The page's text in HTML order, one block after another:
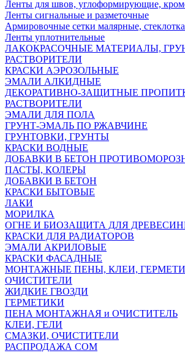
Ленты для швов, углоформирующие,
Ленты сигнальные и разметочные
Армировочные сетки малярные,
Ленты уплотнительные
ЛАКОКРАСОЧНЫЕ МАТЕРИАЛЫ,
РАСТВОРИТЕЛИ
КРАСКИ АЭРОЗОЛЬНЫЕ
ЭМАЛИ АЛКИДНЫЕ
ДЕКОРАТИВНО-ЗАЩИТНЫЕ
РАСТВОРИТЕЛИ
ЭМАЛИ ДЛЯ ПОЛА
ГРУНТ-ЭМАЛЬ ПО РЖАВЧИНЕ
ГРУНТОВКИ, ГРУНТЫ
КРАСКИ ВОДНЫЕ
ДОБАВКИ В БЕТОН
ПАСТЫ, КОЛЕРЫ
ДОБАВКИ В БЕТОН
КРАСКИ БЫТОВЫЕ
ЛАКИ
МОРИЛКА
ОГНЕ И БИОЗАЩИТА ДЛЯ
КРАСКИ ДЛЯ РАДИАТОРОВ
ЭМАЛИ АКРИЛОВЫЕ
КРАСКИ ФАСАДНЫЕ
МОНТАЖНЫЕ ПЕНЫ, КЛЕИ,
ОЧИСТИТЕЛИ
ЖИДКИЕ ГВОЗДИ
ГЕРМЕТИКИ
ПЕНА МОНТАЖНАЯ и ОЧИСТИТЕЛЬ
КЛЕИ, ГЕЛИ
СМАЗКИ, ОЧИСТИТЕЛИ
РАСПРОДАЖА СОМ